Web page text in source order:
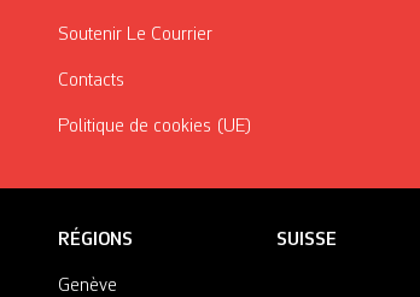
Soutenir Le Courrier
Contacts
Politique de cookies (UE)
RÉGIONS
Genève
SUISSE